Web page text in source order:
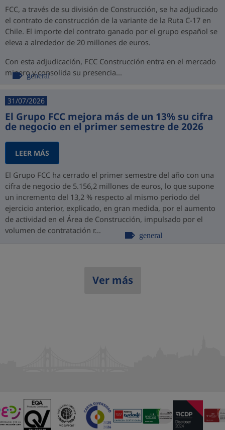
FCC, a través de su división de Construcción, se ha adjudicado
el contrato de construcción de la variante de la Ruta C-17 en
Chile. El importe del contrato ganado por el grupo español se
eleva a alrededor de 20 millones de euros.
Con esta adjudicación, FCC Construcción entra en el mercado
minero y consolida su presencia...
general
31/07/2026
El Grupo FCC mejora más de un 13% su cifra
de negocio en el primer semestre de 2026
LEER MÁS
El Grupo FCC ha cerrado el primer semestre del año con una
cifra de negocio de 5.156,2 millones de euros, lo que supone
un incremento del 13,2 % respecto al mismo periodo del
ejercicio anterior, explicado, en gran medida, por el aumento
de actividad en el Área de Construcción, impulsado por el
volumen de contratación r...
general
Ver más